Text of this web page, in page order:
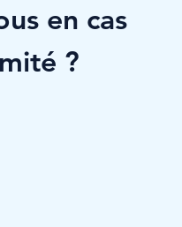
en cas
?